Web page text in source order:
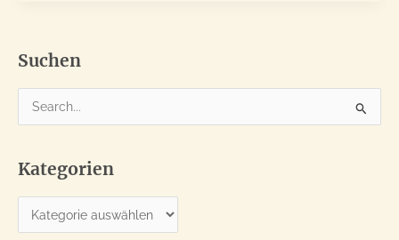
Suchen
u
h
e
Kategorien
a